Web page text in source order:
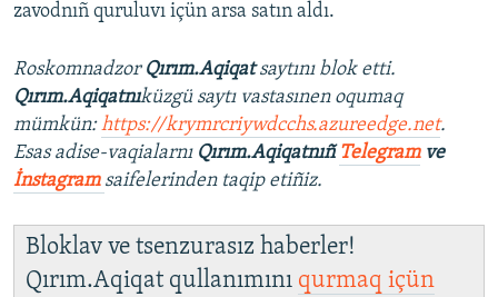
zavodnıñ quruluvı içün arsa satın aldı.
Roskomnadzor Qırım.Aqiqatsaytını blok etti.
Qırım.Aqiqatnıküzgü saytı vastasınen oqumaq
mümkün:https://krymrcriywdcchs.azureedge.net.
Esas adise-vaqialarnı Qırım.Aqiqatnıñ Telegramve
İnstagram saifelerinden taqip etiñiz.
Bloklav ve tsenzurasız haberler!
Qırım.Aqiqat qullanımını qurmaq içün